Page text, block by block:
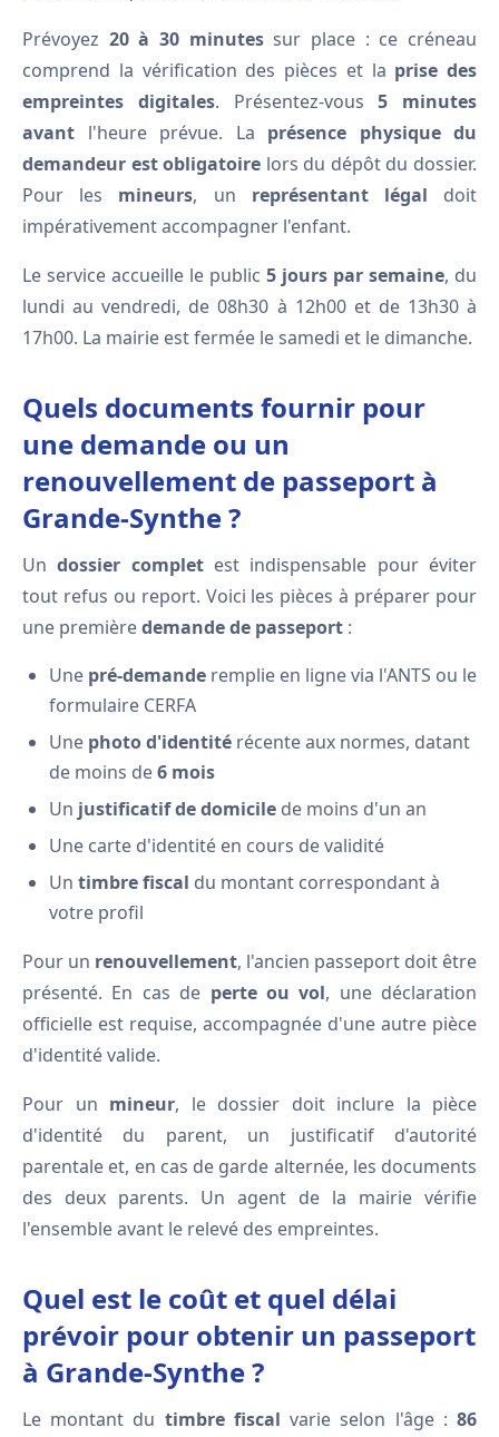
Prévoyez 20 à 30 minutessur place : ce créneau
comprend la vérification des pièces et la prise des
empreintes digitales. Présentez-vous5 minutes
avant l'heure prévue. La présence physique du
demandeur est obligatoire lors du dépôt du dossier.
Pour les mineurs, un représentant légal doit
impérativement accompagner l'enfant.
Le service accueille le public 5 jours par semaine, du
lundi au vendredi, de 08h30 à 12h00 et de 13h30 à
17h00. La mairie est fermée le samedi et le dimanche.
Quels documents fournir pour
une demande ou un
renouvellement de passeport à
Grande-Synthe ?
Undossier completest indispensable pour éviter
tout refus ou report. Voici les pièces à préparer pour
une premièredemande de passeport :
Une pré-demande remplie en ligne via l'ANTS ou le
formulaire CERFA
Une photo d'identité récente aux normes, datant
de moins de6 mois
Un justificatif de domicile de moins d'un an
Une carte d'identité en cours de validité
Un timbre fiscal du montant correspondant à
votre profil
Pour un renouvellement, l'ancien passeport doit être
présenté. En cas de perte ou vol, une déclaration
officielle est requise, accompagnée d'une autre pièce
d'identité valide.
Pour un mineur, le dossier doit inclure la pièce
d'identité du parent, un justificatif d'autorité
parentale et, en cas de garde alternée, les documents
des deux parents. Un agent de la mairie vérifie
l'ensemble avant le relevé des empreintes.
Quel est le coût et quel délai
prévoir pour obtenir un passeport
à Grande-Synthe ?
Le montant du timbre fiscal varie selon l'âge :86